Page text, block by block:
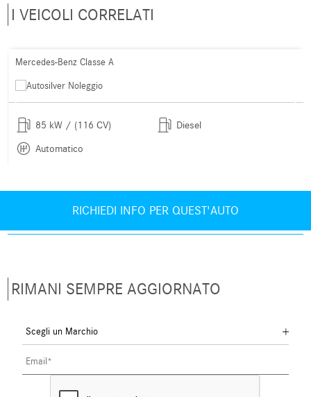
I VEICOLI CORRELATI
Mercedes-Benz Classe A
85 kW / (116 CV)
Diesel
Automatico
RICHIEDI INFO PER QUEST'AUTO
RIMANI SEMPRE AGGIORNATO